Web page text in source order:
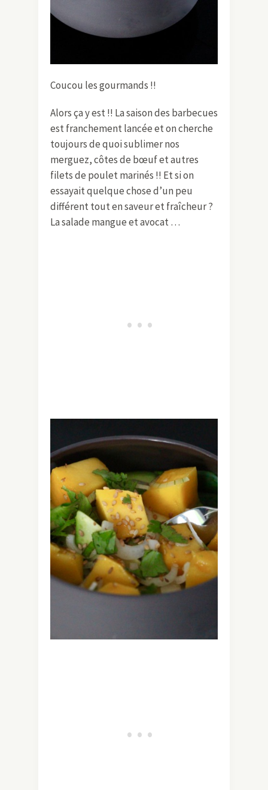
Coucou les gourmands !!
Alors ça y est !! La saison des barbecues
est franchement lancée et on cherche
toujours de quoi sublimer nos
merguez, côtes de bœuf et autres
filets de poulet marinés !! Et si on
essayait quelque chose d’un peu
différent tout en saveur et fraîcheur ?
La salade mangue et avocat …